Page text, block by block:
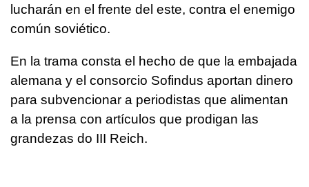
lucharán en el frente del este, contra el enemigo
común soviético.
En la trama consta el hecho de que la embajada
alemana y el consorcio Sofindus aportan dinero
para subvencionar a periodistas que alimentan
a la prensa con artículos que prodigan las
grandezas do III Reich.